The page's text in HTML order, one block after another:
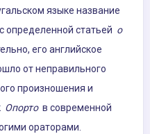
языке название
определенной статьей о
его английское
от неправильного
произношения и
Опортов современной
ораторами.